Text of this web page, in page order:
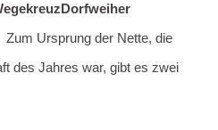
Dorfweiher
Zum Ursprung der Nette, die
des Jahres war, gibt es zwei